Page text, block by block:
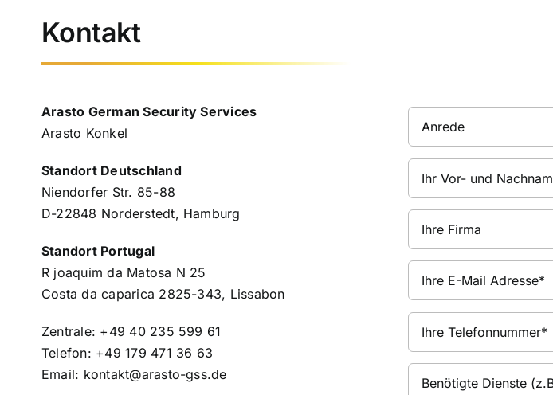
Kontakt
Arasto German Security Services
Arasto Konkel
Standort Deutschland
Niendorfer Str. 85-88
D-22848 Norderstedt, Hamburg
Standort Portugal
R joaquim da Matosa N 25
Costa da caparica 2825-343, Lissabon
Zentrale: +49 40 235 599 61
Telefon: +49 179 471 36 63
Email: kontakt@arasto-gss.de